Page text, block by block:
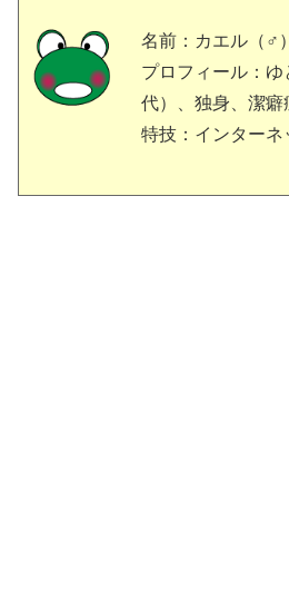
名前：カエル（♂）
プロフィール：
代）、独身、潔癖
特技：インターネ